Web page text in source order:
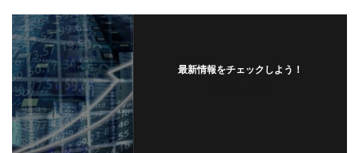
最新情報をチェックしよう！